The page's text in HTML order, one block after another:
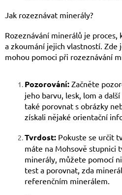
Jak rozeznávat minerály?
Rozeznávání minerálů je
a zkoumání jejich vlastností.
mohou pomoci při rozeznávání
Pozorování: Začněte
jeho barvu, lesk, lom a
také porovnat s obrázky
získali nějaké orientační
Tvrdost: Pokuste se určit
máte na Mohsově stupnici
minerály, můžete pomocí
test a porovnat, zda
referenčním minerálem.